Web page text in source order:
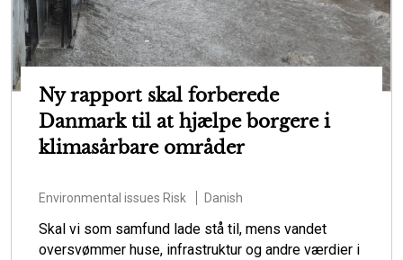
Ny rapport skal forberede
Danmark til at hjælpe borgere i
klimasårbare områder
Environmental issues Risk Danish
Skal vi som samfund lade stå til, mens vandet
oversvømmer huse, infrastruktur og andre værdier i